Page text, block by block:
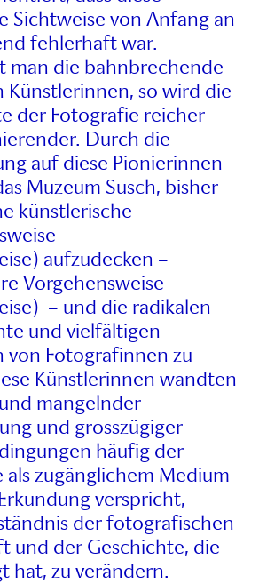
Sichtweise von Anfang an
fehlerhaft war.
man die bahnbrechende
Künstlerinnen, so wird die
der Fotografie reicher
Durch die
auf diese Pionierinnen
Muzeum Susch, bisher
künstlerische
aufzudecken –
Vorgehensweise
– und die radikalen
und vielfältigen
von Fotografinnen zu
Künstlerinnen wandten
mangelnder
und grosszügiger
häufig der
als zugänglichem Medium
verspricht,
der fotografischen
und der Geschichte, die
hat, zu verändern.